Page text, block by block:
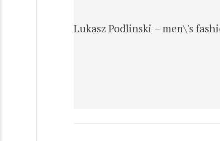
Lukasz Podlinski – men\'s